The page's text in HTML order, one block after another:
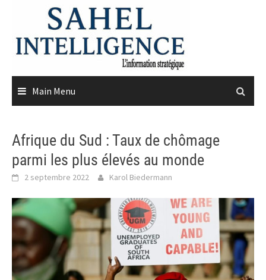
content
Main Menu
Afrique du Sud : Taux de chômage
parmi les plus élevés au monde
2 septembre 2022 Karol Biedermann